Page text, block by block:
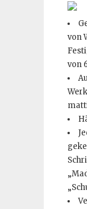
von
von